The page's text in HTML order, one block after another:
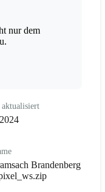
nur dem
Brandenberg